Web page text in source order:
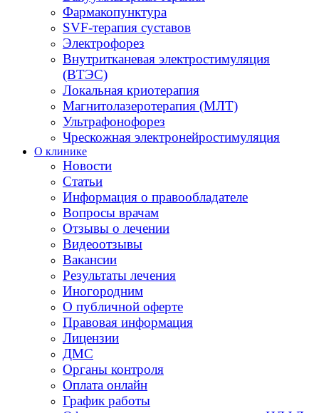
Фармакопунктура
SVF-терапия суставов
Электрофорез
Внутритканевая электростимуляция
(ВТЭС)
Локальная криотерапия
Магнитолазеротерапия (МЛТ)
Ультрафонофорез
Чрескожная электронейростимуляция
О клинике
Новости
Статьи
Информация о правообладателе
Вопросы врачам
Отзывы о лечении
Видеоотзывы
Вакансии
Результаты лечения
Иногородним
О публичной оферте
Правовая информация
Лицензии
ДМС
Органы контроля
Оплата онлайн
График работы